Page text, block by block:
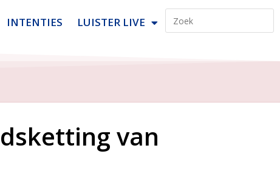
INTENTIES LUISTER LIVE
van